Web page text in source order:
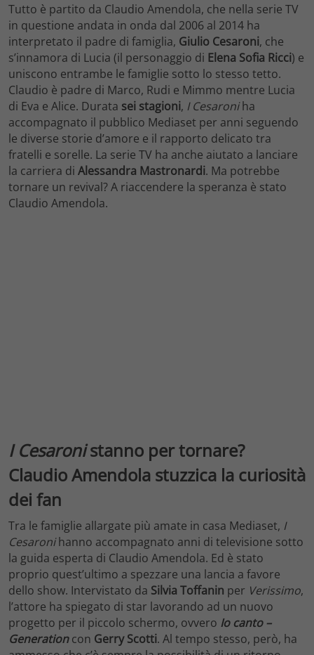
Tutto è partito da Claudio Amendola, che nella serie TV
in questione andata in onda dal 2006 al 2014 ha
interpretato il padre di famiglia, Giulio Cesaroni, che
s’innamora di Lucia (il personaggio di Elena Sofia Ricci) e
uniscono entrambe le famiglie sotto lo stesso tetto.
Claudio è padre di Marco, Rudi e Mimmo mentre Lucia
di Eva e Alice. Durata sei stagioni, I Cesaroniha
accompagnato il pubblico Mediaset per anni seguendo
le diverse storie d’amore e il rapporto delicato tra
fratelli e sorelle. La serie TV ha anche aiutato a lanciare
la carriera di Alessandra Mastronardi. Ma potrebbe
tornare un revival? A riaccendere la speranza è stato
Claudio Amendola.
I Cesaronistanno per tornare?
Claudio Amendola stuzzica la curiosità
dei fan
Tra le famiglie allargate più amate in casa Mediaset, I
Cesaronihanno accompagnato anni di televisione sotto
la guida esperta di Claudio Amendola. Ed è stato
proprio quest’ultimo a spezzare una lancia a favore
dello show. Intervistato da Silvia Toffanin per Verissimo,
l’attore ha spiegato di star lavorando ad un nuovo
progetto per il piccolo schermo, ovvero Io canto –
Generationcon Gerry Scotti. Al tempo stesso, però, ha